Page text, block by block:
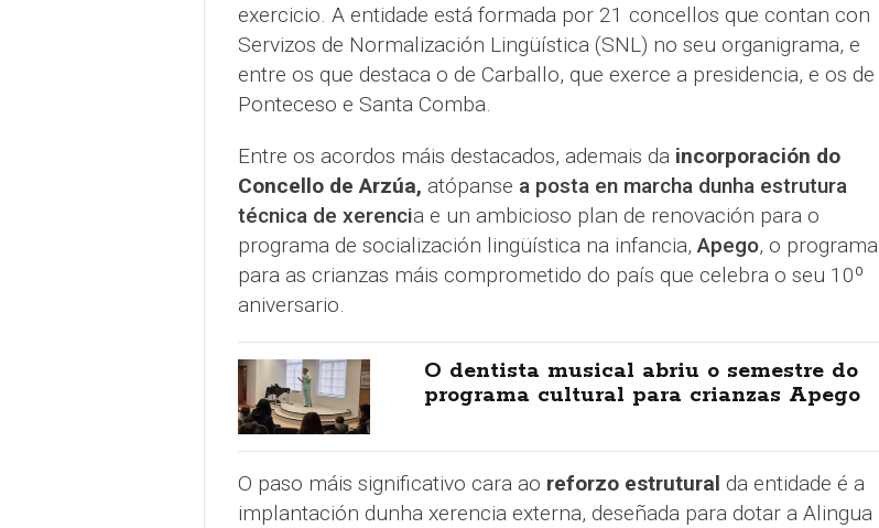
exercicio. A entidade está formada por 21 concellos que contan con
Servizos de Normalización Lingüística (SNL) no seu organigrama, e
entre os que destaca o de Carballo, que exerce a presidencia, e os de
Ponteceso e Santa Comba.
Entre os acordos máis destacados, ademais da incorporación do
Concello de Arzúa, atópanse a posta en marcha dunha estrutura
técnica de xerencia e un ambicioso plan de renovación para o
programa de socialización lingüística na infancia,Apego, o programa
para as crianzas máis comprometido do país que celebra o seu 10º
aniversario.
O dentista musical abriu o semestre do
programa cultural para crianzas Apego
O paso máis significativo cara ao reforzo estrutural da entidade é a
implantación dunha xerencia externa, deseñada para dotar a Alingua